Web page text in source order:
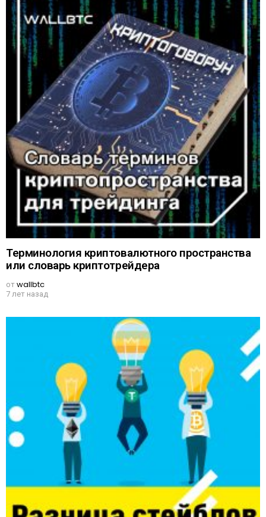
Терминология криптовалютного пространства
или словарь криптотрейдера
отwallbtc
7 лет назад